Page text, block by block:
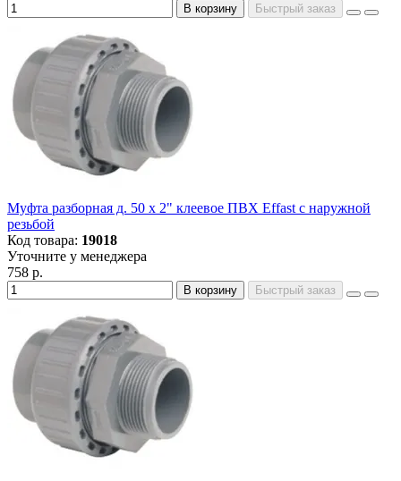
В корзину Быстрый заказ
Муфта разборная д. 50 х 2" клеевое ПВХ Effast с наружной
резьбой
Код товара: 19018
Уточните у менеджера
758 р.
В корзину Быстрый заказ